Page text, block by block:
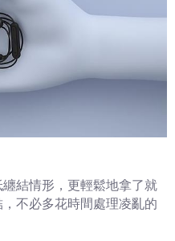
結情形，更輕鬆地拿了就
不必多花時間處理凌亂的